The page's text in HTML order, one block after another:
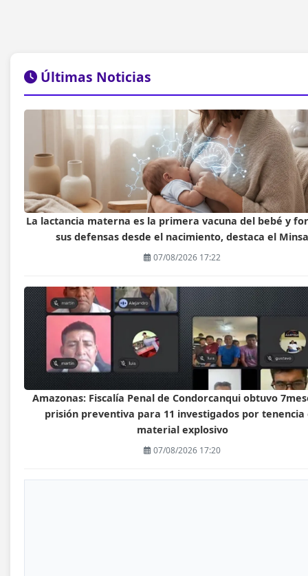
Últimas Noticias
La lactancia materna es la primera vacuna del bebé y
sus defensas desde el nacimiento, destaca el Minsa
07/08/2026 17:22
Amazonas: Fiscalía Penal de Condorcanqui obtuvo
prisión preventiva para 11 investigados por tenencia
material explosivo
07/08/2026 17:20